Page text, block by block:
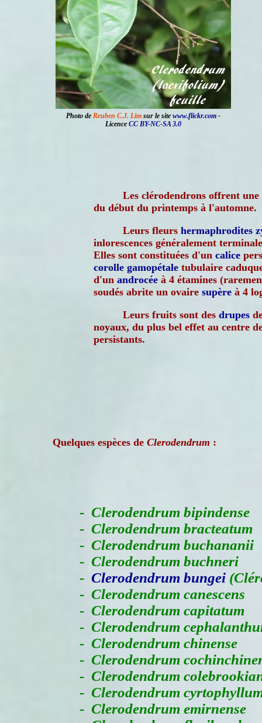
Photo de Reuben C.J. Lim sur le site www.flickr.com -
Licence CC BY-NC-SA 3.0
Les clérodendrons offrent
du début du printemps à l'automne.
Leurs fleurs hermaphrodites
inlorescences généralement
Elles sont constituées d'un calice
corolle gamopétale tubulaire
d'un androcée à 4 étamines
soudés abrite un ovaire supère à 4
Leurs fruits sont des drupes
noyaux, du plus bel effet au centre
persistants.
Quelques espèces de Clerodendrum :
- Clerodendrum bipindense
- Clerodendrum bracteatum
- Clerodendrum buchananii
- Clerodendrum buchneri
- Clerodendrum bungei
- Clerodendrum canescens
- Clerodendrum capitatum
- Clerodendrum
- Clerodendrum chinense
- Clerodendrum
- Clerodendrum
- Clerodendrum
- Clerodendrum emirnense